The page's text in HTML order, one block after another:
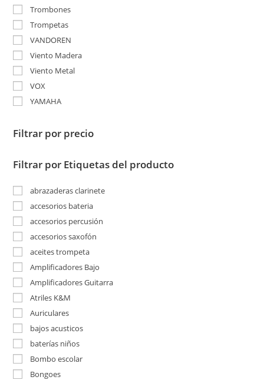
Trombones
Trompetas
VANDOREN
Viento Madera
Viento Metal
VOX
YAMAHA
Filtrar por precio
Filtrar por Etiquetas del producto
abrazaderas clarinete
accesorios bateria
accesorios percusión
accesorios saxofón
aceites trompeta
Amplificadores Bajo
Amplificadores Guitarra
Atriles K&M
Auriculares
bajos acusticos
baterías niños
Bombo escolar
Bongoes